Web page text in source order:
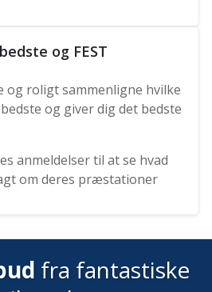
og FEST
og roligt sammenligne hvilke
og giver dig det bedste
anmeldelser til at se hvad
om deres præstationer
fra fantastiske